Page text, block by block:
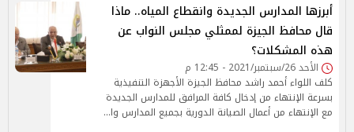
أبرزها المدارس الجديدة وانقطاع المياه.. ماذا
قال محافظ الجيزة لممثلي مجلس النواب عن
هذه المشكلات؟
الأحد 26/سبتمبر/2021 - 12:45 م
كلف اللواء أحمد راشد محافظ الجيزة الأجهزة التنفيذية
بسرعة الإنتهاء من إدخال كافة المرافق للمدارس الجديدة
مع الإنتهاء من أعمال الصيانة الدورية بجميع المدارس وا…